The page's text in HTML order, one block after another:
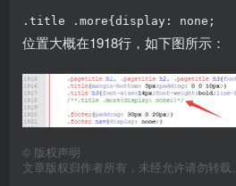
.title .more{display: none;
位置大概在1918行，如下图所示：
© 版权声明
文章版权归作者所有，未经允许请勿转载。